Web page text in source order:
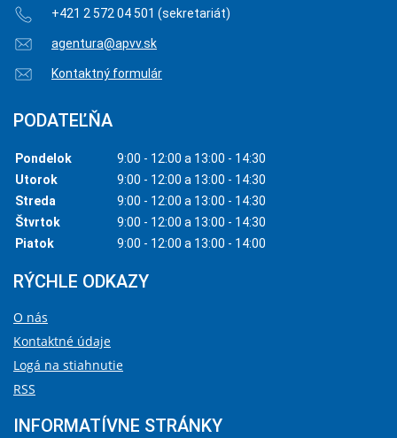
+421 2 572 04 501 (sekretariát)
agentura@apvv.sk
Kontaktný formulár
PODATEĽŇA
Pondelok
9:00 - 12:00 a 13:00 - 14:30
Utorok
9:00 - 12:00 a 13:00 - 14:30
Streda
9:00 - 12:00 a 13:00 - 14:30
Štvrtok
9:00 - 12:00 a 13:00 - 14:30
Piatok
9:00 - 12:00 a 13:00 - 14:00
RÝCHLE ODKAZY
O nás
Kontaktné údaje
Logá na stiahnutie
RSS
INFORMATÍVNE STRÁNKY